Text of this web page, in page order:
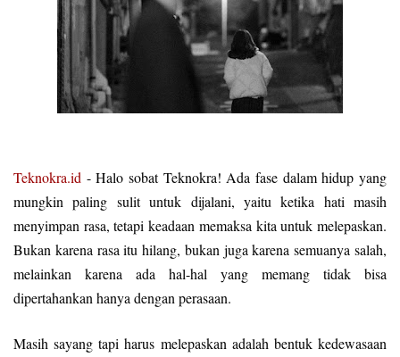
Teknokra.id - Halo sobat Teknokra! Ada fase dalam hidup yang
mungkin paling sulit untuk dijalani, yaitu ketika hati masih
menyimpan rasa, tetapi keadaan memaksa kita untuk melepaskan.
Bukan karena rasa itu hilang, bukan juga karena semuanya salah,
melainkan karena ada hal-hal yang memang tidak bisa
dipertahankan hanya dengan perasaan.
Masih sayang tapi harus melepaskan adalah bentuk kedewasaan